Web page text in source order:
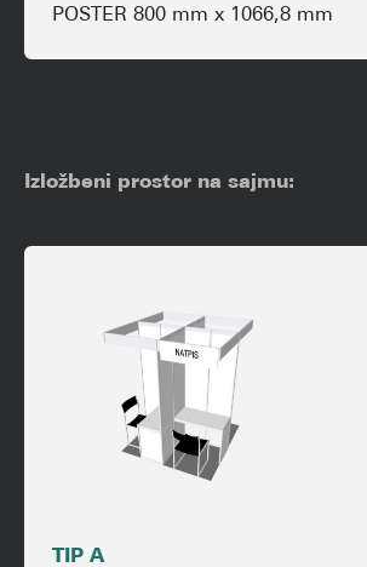
POSTER 800 mm x 1066,8 mm
Izložbeni prostor na sajmu:
TIP A